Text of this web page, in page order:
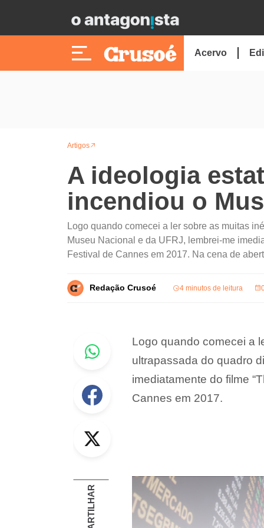
Acervo
Artigos
A ideologia
incendiou o
Logo quando comecei a ler sobre as muitas
Museu Nacional e da UFRJ, lembrei-me
Festival de Cannes em 2017. Na cena de
Redação Crusoé 4 minutos de leitura
Whastapp
Facebook
Logo quando comecei a
ultrapassada do quadro
imediatamente do filme
Cannes em 2017.